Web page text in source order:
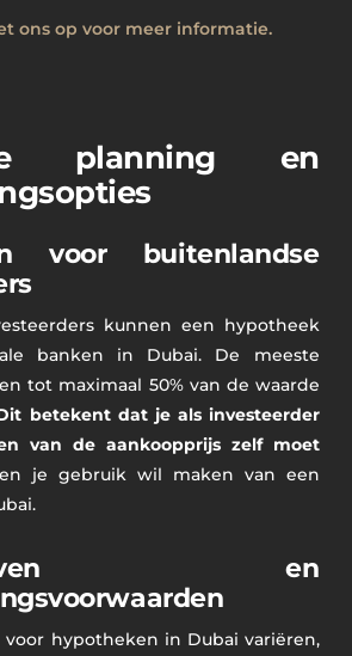
ons op voor meer informatie.
planning en
voor buitenlandse
kunnen een hypotheek
banken in Dubai. De meeste
tot maximaal 50% van de waarde
betekent dat je als investeerder
van de aankoopprijs zelf moet
je gebruik wil maken van een
en
hypotheken in Dubai variëren,